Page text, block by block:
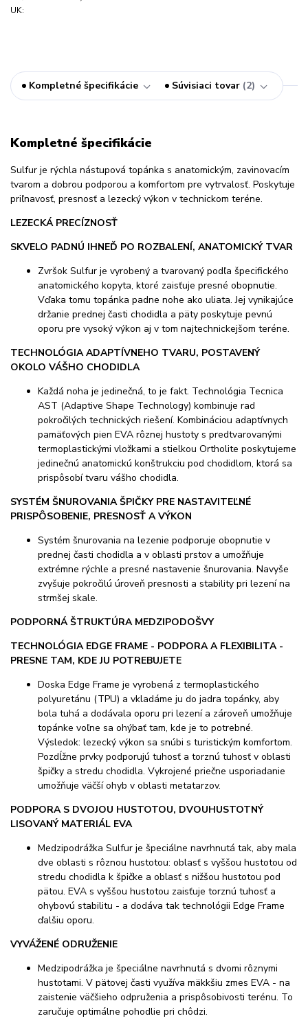
UK:
Kompletné špecifikácie Súvisiaci tovar 2
Kompletné špecifikácie
Sulfur je rýchla nástupová topánka s anatomickým, zavinovacím
tvarom a dobrou podporou a komfortom pre vytrvalosť. Poskytuje
priľnavosť, presnosť a lezecký výkon v technickom teréne.
LEZECKÁ PRECÍZNOSŤ
SKVELO PADNÚ IHNEĎ PO ROZBALENÍ, ANATOMICKÝ TVAR
Zvršok Sulfur je vyrobený a tvarovaný podľa špecifického
anatomického kopyta, ktoré zaisťuje presné obopnutie.
Vďaka tomu topánka padne nohe ako uliata. Jej vynikajúce
držanie prednej časti chodidla a päty poskytuje pevnú
oporu pre vysoký výkon aj v tom najtechnickejšom teréne.
TECHNOLÓGIA ADAPTÍVNEHO TVARU, POSTAVENÝ
OKOLO VÁŠHO CHODIDLA
Každá noha je jedinečná, to je fakt. Technológia Tecnica
AST (Adaptive Shape Technology) kombinuje rad
pokročilých technických riešení. Kombináciou adaptívnych
pamäťových pien EVA rôznej hustoty s predtvarovanými
termoplastickými vložkami a stielkou Ortholite poskytujeme
jedinečnú anatomickú konštrukciu pod chodidlom, ktorá sa
prispôsobí tvaru vášho chodidla.
SYSTÉM ŠNUROVANIA ŠPIČKY PRE NASTAVITEĽNÉ
PRISPÔSOBENIE, PRESNOSŤ A VÝKON
Systém šnurovania na lezenie podporuje obopnutie v
prednej časti chodidla a v oblasti prstov a umožňuje
extrémne rýchle a presné nastavenie šnurovania. Navyše
zvyšuje pokročilú úroveň presnosti a stability pri lezení na
strmšej skale.
PODPORNÁ ŠTRUKTÚRA MEDZIPODOŠVY
TECHNOLÓGIA EDGE FRAME - PODPORA A FLEXIBILITA -
PRESNE TAM, KDE JU POTREBUJETE
Doska Edge Frame je vyrobená z termoplastického
polyuretánu (TPU) a vkladáme ju do jadra topánky, aby
bola tuhá a dodávala oporu pri lezení a zároveň umožňuje
topánke voľne sa ohýbať tam, kde je to potrebné.
Výsledok: lezecký výkon sa snúbi s turistickým komfortom.
Pozdĺžne prvky podporujú tuhosť a torznú tuhosť v oblasti
špičky a stredu chodidla. Vykrojené priečne usporiadanie
umožňuje väčší ohyb v oblasti metatarzov.
PODPORA S DVOJOU HUSTOTOU, DVOUHUSTOTNÝ
LISOVANÝ MATERIÁL EVA
Medzipodrážka Sulfur je špeciálne navrhnutá tak, aby mala
dve oblasti s rôznou hustotou: oblasť s vyššou hustotou od
stredu chodidla k špičke a oblasť s nižšou hustotou pod
pätou. EVA s vyššou hustotou zaisťuje torznú tuhosť a
ohybovú stabilitu - a dodáva tak technológii Edge Frame
ďalšiu oporu.
VYVÁŽENÉ ODRUŽENIE
Medzipodrážka je špeciálne navrhnutá s dvomi rôznymi
hustotami. V pätovej časti využíva mäkkšiu zmes EVA - na
zaistenie väčšieho odpruženia a prispôsobivosti terénu. To
zaručuje optimálne pohodlie pri chôdzi.